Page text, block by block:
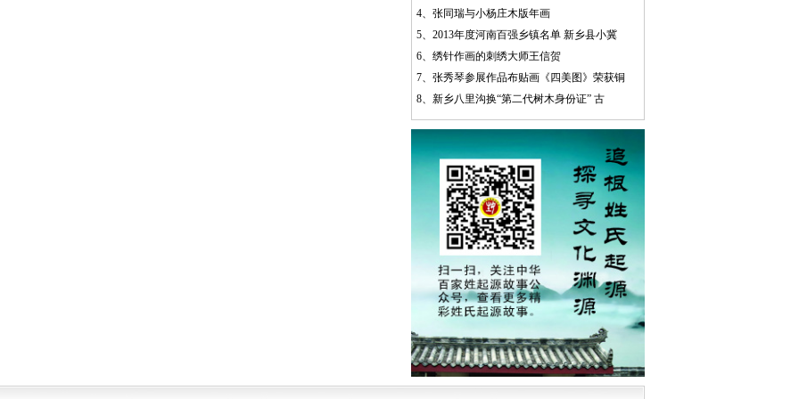
4、 张同瑞与小杨庄木版年画
5、 2013年度河南百强乡镇名单 新乡县小冀
6、 绣针作画的刺绣大师王信贺
7、 张秀琴参展作品布贴画《四美图》荣获铜
8、 新乡八里沟换“第二代树木身份证” 古